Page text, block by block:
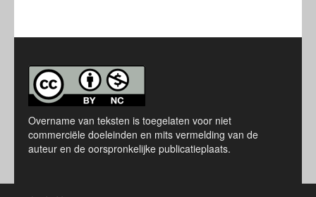
Overname van teksten is toegelaten voor niet
commerciële doeleinden en mits vermelding van de
auteur en de oorspronkelijke publicatieplaats.